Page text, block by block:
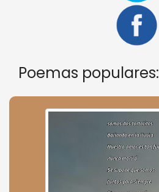
Poemas populares: